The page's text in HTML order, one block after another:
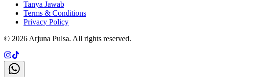
Tanya Jawab
Terms & Conditions
Privacy Policy
© 2026 Arjuna Pulsa. All rights reserved.